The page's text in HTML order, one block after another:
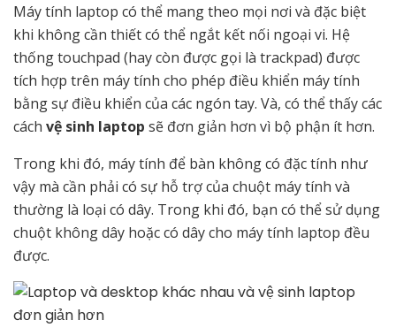
Máy tính laptop có thể mang theo mọi nơi và đặc biệt
khi không cần thiết có thể ngắt kết nối ngoại vi. Hệ
thống touchpad (hay còn được gọi là trackpad) được
tích hợp trên máy tính cho phép điều khiển máy tính
bằng sự điều khiển của các ngón tay. Và, có thể thấy các
cách vệ sinh laptop sẽ đơn giản hơn vì bộ phận ít hơn.
Trong khi đó, máy tính để bàn không có đặc tính như
vậy mà cần phải có sự hỗ trợ của chuột máy tính và
thường là loại có dây. Trong khi đó, bạn có thể sử dụng
chuột không dây hoặc có dây cho máy tính laptop đều
được.